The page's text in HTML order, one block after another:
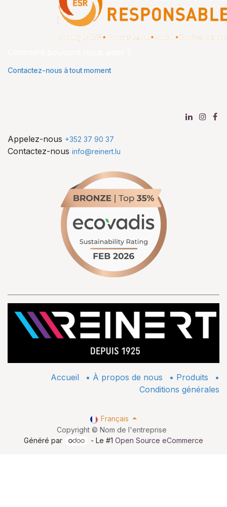
Contactez-nous à tout moment
Appelez-nous +352 37 90 37
Contactez-nous info@reinert.lu
Accueil • À propos de nous • ​Produits
•
Conditions générales
Copyright © Nom de l'entreprise
Français
Généré par - Le #1Open Source eCommerce